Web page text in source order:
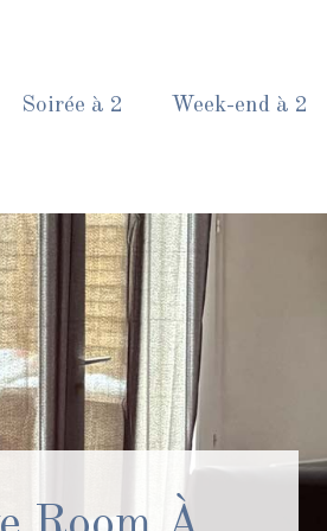
Soirée à 2 Week-end à 2